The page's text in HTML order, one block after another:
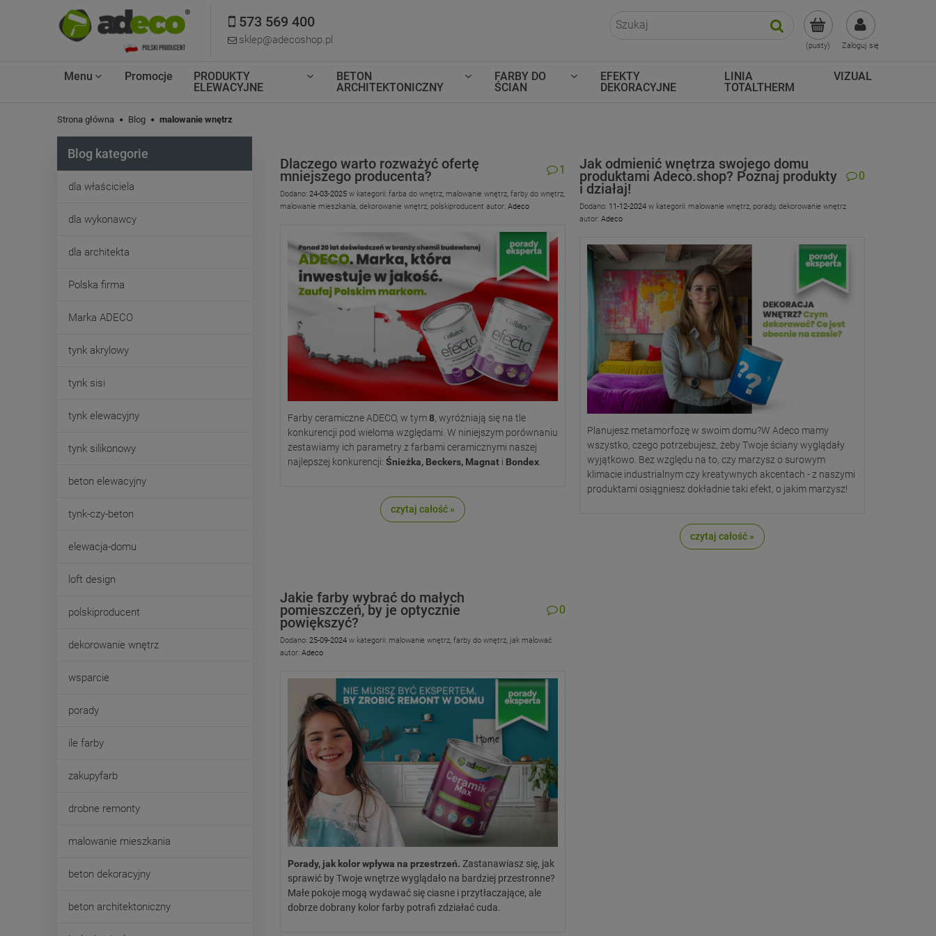
573 569 400
sklep@adecoshop.pl (pusty) Zaloguj się
Menu Promocje
PRODUKTY
ELEWACYJNE
BETON
ARCHITEKTONICZNY
FARBY DO
ŚCIAN
EFEKTY
DEKORACYJNE
LINIA
TOTALTHERM
VIZUAL
Strona główna Blog malowanie wnętrz
Blog kategorie
dla właściciela
dla wykonawcy
dla architekta
Polska firma
Marka ADECO
tynk akrylowy
tynk sisi
tynk elewacyjny
tynk silikonowy
beton elewacyjny
tynk-czy-beton
elewacja-domu
loft design
polskiproducent
dekorowanie wnętrz
wsparcie
porady
ile farby
zakupyfarb
drobne remonty
malowanie mieszkania
beton dekoracyjny
beton architektoniczny
Dlaczego warto rozważyć ofertę
mniejszego producenta? 1
Dodano: 24-03-2025 w kategorii: farba do wnętrz, malowanie wnętrz, farby do wnętrz,
malowanie mieszkania, dekorowanie wnętrz, polskiproducent autor: Adeco
Farby ceramiczne ADECO, w tym8 , wyróżniają się na tle
konkurencji pod wieloma względami. W niniejszym porównaniu
zestawiamy ich parametry z farbami ceramicznymi naszej
najlepszej konkurencji: Śnieżka, Beckers, Magnat i Bondex
czytaj całość »
Jak odmienić wnętrza swojego domu
produktami Adeco.shop? Poznaj produkty
i działaj!
0
Dodano: 11-12-2024 w kategorii: malowanie wnętrz, porady, dekorowanie wnętrz
autor: Adeco
Planujesz metamorfozę w swoim domu?W Adeco mamy
wszystko, czego potrzebujesz, żeby Twoje ściany wyglądały
wyjątkowo. Bez względu na to, czy marzysz o surowym
klimacie industrialnym czy kreatywnych akcentach - z naszymi
produktami osiągniesz dokładnie taki efekt, o jakim marzysz!
czytaj całość »
Jakie farby wybrać do małych
pomieszczeń, by je optycznie
powiększyć?
0
Dodano: 25-09-2024 w kategorii: malowanie wnętrz, farby do wnętrz, jak malować
autor: Adeco
Porady, jak kolor wpływa na przestrzeń. Zastanawiasz się, jak
sprawić by Twoje wnętrze wyglądało na bardziej przestronne?
Małe pokoje mogą wydawać się ciasne i przytłaczające, ale
dobrze dobrany kolor farby potrafi zdziałać cuda.